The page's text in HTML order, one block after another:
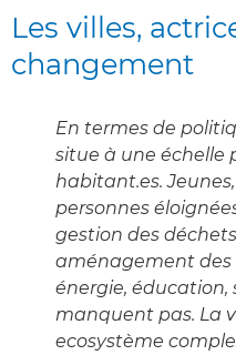
Les villes,
changement
En termes de
situe à une échelle
habitant.es.
personnes
gestion des
aménagement des
énergie, éducation,
manquent pas. La
ecosystème